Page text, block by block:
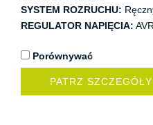
SYSTEM ROZRUCHU:
REGULATOR NAPIĘCIA: AVR
Porównywać
PATRZ SZCZEGÓŁY